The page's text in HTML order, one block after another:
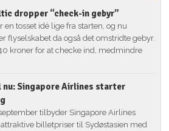
dropper “check-in gebyr”
en tosset idé lige fra starten, og nu
flyselskabet da også det omstridte gebyr.
kroner for at checke ind, medmindre
nu: Singapore Airlines starter
tilbyder Singapore Airlines
billetpriser til Sydøstasien med